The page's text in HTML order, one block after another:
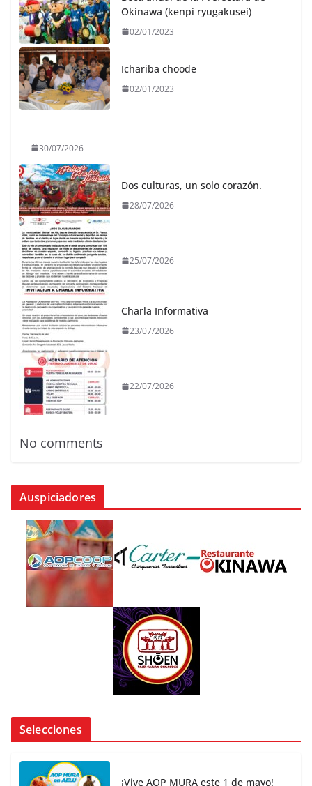
Okinawa (kenpi ryugakusei)
02/01/2023
Ichariba choode
02/01/2023
30/07/2026
Dos culturas, un solo corazón.
28/07/2026
25/07/2026
Charla Informativa
23/07/2026
22/07/2026
No comments
Auspiciadores
Selecciones
¡Vive AOP MURA este 1 de mayo!